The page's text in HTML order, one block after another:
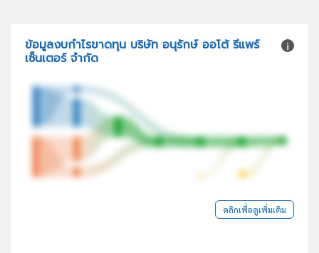
ข้อมูลงบกำไรขาดทุน บริษัท อนุรักษ์ ออโต้ รีแพร์
เซ็นเตอร์ จำกัด
คลิกเพื่อดูเพิ่มเติม